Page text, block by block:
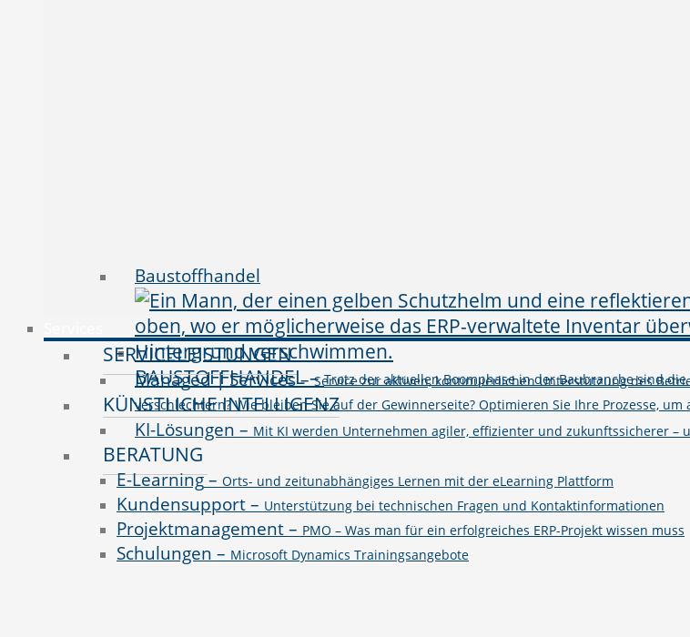
Baustoffhandel
BAUSTOFFHANDEL–Trotz der aktuellen Boomphase in der Baubranche sind
verschlechtern? Wie bleiben Sie auf der Gewinnerseite? Optimieren Sie Ihre Prozesse,
SERVICELEISTUNGEN
Managed | Services–Service zur aktiven, kontinuierlichen Unterstützung des
KÜNSTLICHE INTELLIGENZ
KI-Lösungen – Mit KI werden Unternehmen agiler, effizienter und zukunftssicherer –
BERATUNG
E-Learning– Orts- und zeitunabhängiges Lernen mit der eLearning Plattform
Kundensupport– Unterstützung bei technischen Fragen und Kontaktinformationen
Projektmanagement– PMO – Was man für ein erfolgreiches ERP-Projekt wissen muss
Schulungen – Microsoft Dynamics Trainingsangebote